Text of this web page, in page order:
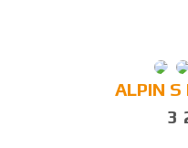
ALPIN
3